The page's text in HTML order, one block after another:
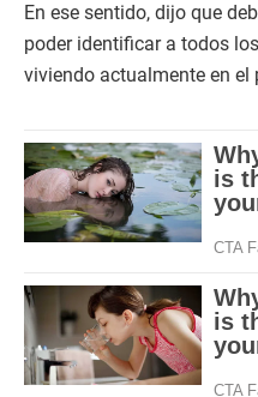
En ese sentido, dijo que
poder identificar a todos
viviendo actualmente en el